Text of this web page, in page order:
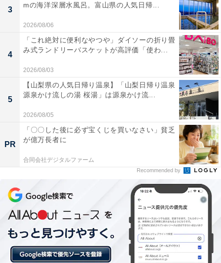
3
mの海洋深層水風呂。富山県の人気日帰...
2026/08/06
4
「これ絶対に便利なやつや」ダイソーの折り畳
み式ランドリーバスケットが高評価「使わ...
2026/08/03
5
【山梨県の人気日帰り温泉】「山梨日帰り温泉
源泉かけ流しの湯 桜湯」は源泉かけ流...
2026/08/05
PR
「〇〇した後に必ず宝くじを買いなさい」貧乏
が億万長者に
合同会社デジタルファーム
Recommended by